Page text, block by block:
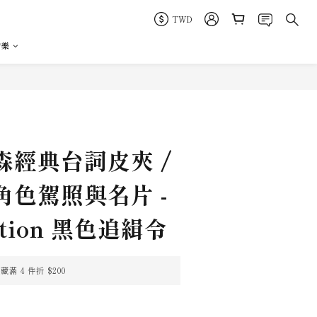
TWD
經典台詞皮夾 /
色駕照與名片 -
黑色追緝令
滿 4 件折 $200